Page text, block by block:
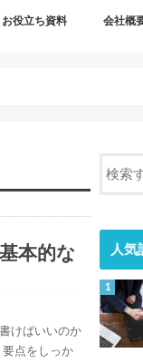
お役立ち資料 会社概
本的な
けばいいのか
点をしっか
人気